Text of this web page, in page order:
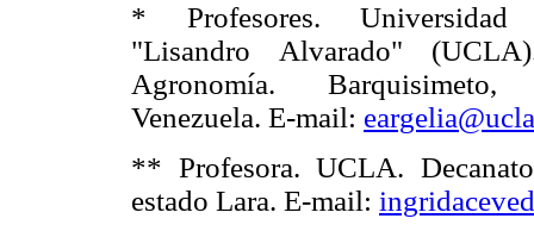
* Profesores. Universidad
"Lisandro Alvarado"
Agronomía.
Venezuela. E-mail:
** Profesora. UCLA.
estado Lara. E-mail: